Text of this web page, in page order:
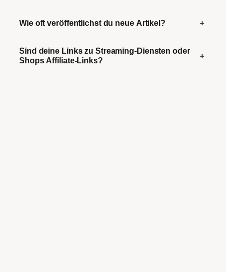
Wie oft veröffentlichst du neue Artikel? +
Sind deine Links zu Streaming-Diensten oder
Shops Affiliate-Links?
+